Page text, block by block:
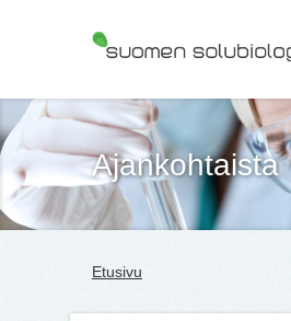
Suomen Solubiologit ry
Ajankohtaista
Etusivu